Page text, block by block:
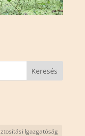
Igazgatóság